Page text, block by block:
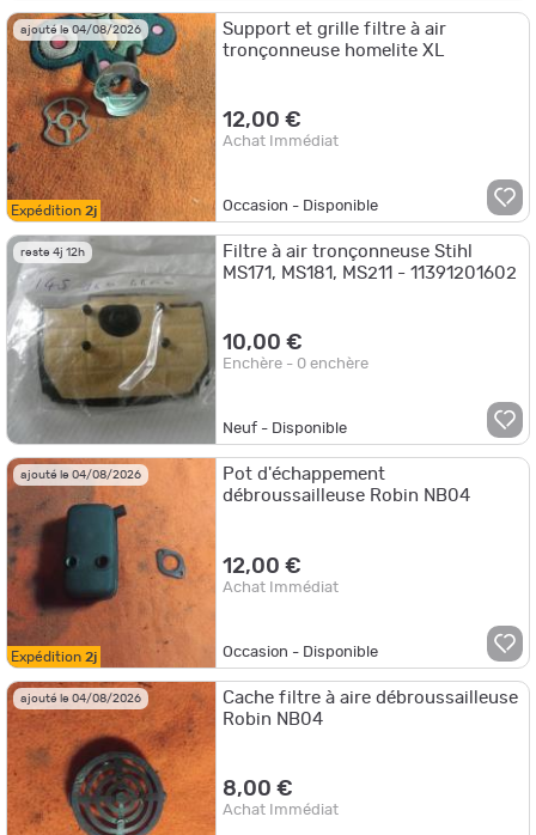
ajouté le 04/08/2026
Expédition 2j
Support et grille filtre à air
tronçonneuse homelite XL
12,00 €
Achat Immédiat
Occasion - Disponible
reste 4j 12h
Filtre à air tronçonneuse Stihl
MS171, MS181, MS211 - 11391201602
10,00 €
Enchère - 0 enchère
Neuf - Disponible
ajouté le 04/08/2026
Expédition 2j
Pot d'échappement
débroussailleuse Robin NB04
12,00 €
Achat Immédiat
Occasion - Disponible
ajouté le 04/08/2026
Cache filtre à aire débroussailleuse
Robin NB04
8,00 €
Achat Immédiat